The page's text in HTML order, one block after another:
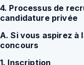
4. Processus de
candidature privée
A. Si vous aspirez à
concours
1. Inscription